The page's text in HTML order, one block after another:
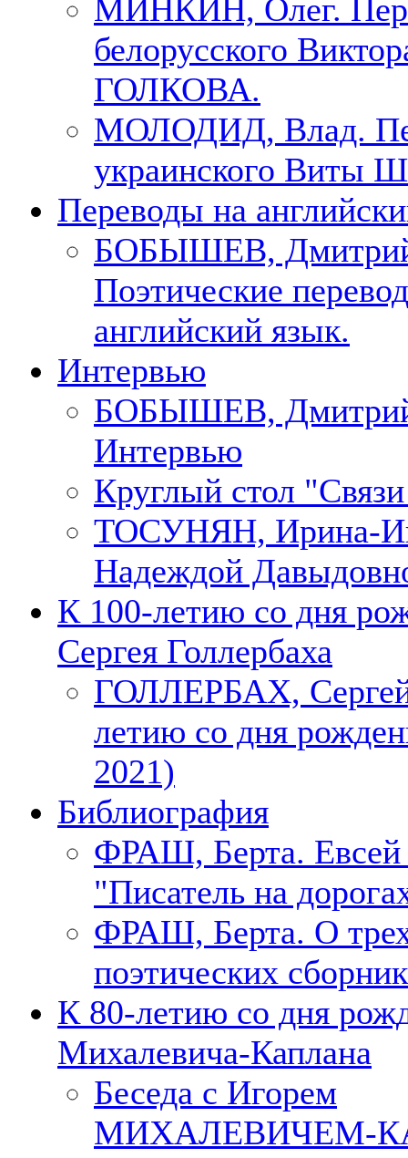
МИНКИН, Олег.
белорусского
ГОЛКОВА.
МОЛОДИД, Влад.
украинского Виты
Переводы на
БОБЫШЕВ,
Поэтические
английский язык.
Интервью
БОБЫШЕВ,
Интервью
Круглый стол
ТОСУНЯН, Ирина-
Надеждой
К 100-летию со дня
Сергея Голлербаха
ГОЛЛЕРБАХ,
летию со дня
2021)
Библиография
ФРАШ, Берта.
"Писатель на
ФРАШ, Берта. О
поэтических
К 80-летию со дня
Михалевича-Каплана
Беседа с Игорем
МИХАЛЕВИЧЕМ-